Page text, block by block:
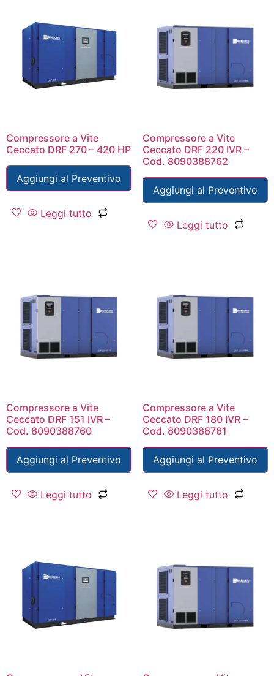
Compressore a Vite
Ceccato DRF 270 – 420 HP
Aggiungi al Preventivo
Leggi tutto
Compressore a Vite
Ceccato DRF 220 IVR –
Cod. 8090388762
Aggiungi al Preventivo
Leggi tutto
Compressore a Vite
Ceccato DRF 151 IVR –
Cod. 8090388760
Aggiungi al Preventivo
Leggi tutto
Compressore a Vite
Ceccato DRF 180 IVR –
Cod. 8090388761
Aggiungi al Preventivo
Leggi tutto